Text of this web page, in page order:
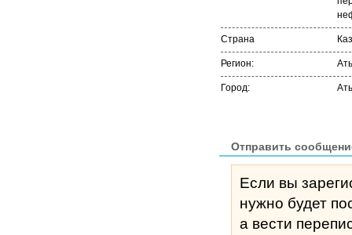
Страна
Регион:
Город:
Отправить
Если вы
нужно будет
а вести